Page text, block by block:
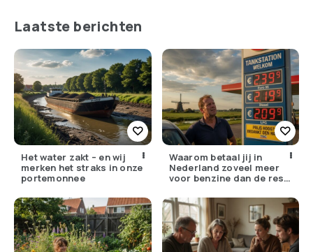
Laatste berichten
Het water zakt – en wij
merken het straks in onze
portemonnee
Waarom betaal jij in
Nederland zoveel meer
voor benzine dan de rest